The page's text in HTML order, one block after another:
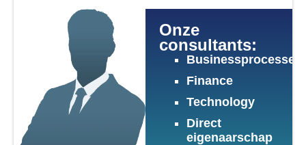
Onze
consultants:
Businessprocessen
Finance
Technology
Direct
eigenaarschap